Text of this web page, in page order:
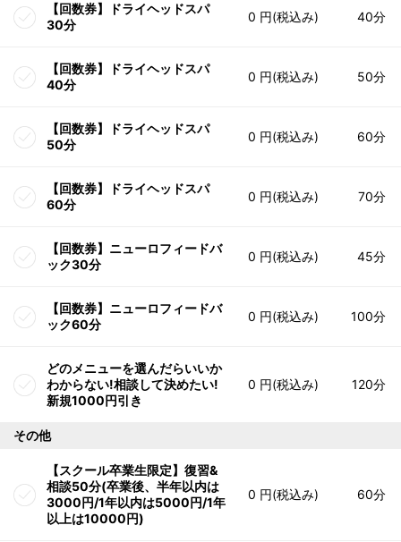
【回数券】ドライヘッドスパ
30分
0 円(税込み) 40分
【回数券】ドライヘッドスパ
40分
0 円(税込み) 50分
【回数券】ドライヘッドスパ
50分
0 円(税込み) 60分
【回数券】ドライヘッドスパ
60分
0 円(税込み) 70分
【回数券】ニューロフィードバ
ック30分
0 円(税込み) 45分
【回数券】ニューロフィードバ
ック60分
0 円(税込み) 100分
どのメニューを選んだらいいか
わからない!相談して決めたい!
新規1000円引き
0 円(税込み) 120分
その他
【スクール卒業生限定】復習&
相談50分(卒業後、半年以内は
3000円/1年以内は5000円/1年
以上は10000円)
0 円(税込み) 60分